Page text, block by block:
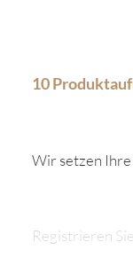
10
Wir setzen Ihre
Registrieren